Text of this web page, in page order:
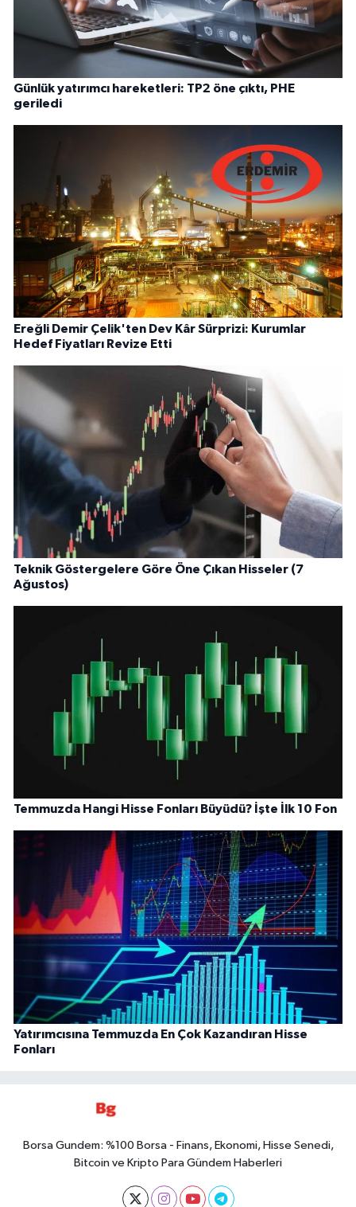
Günlük yatırımcı hareketleri: TP2 öne çıktı, PHE
geriledi
Ereğli Demir Çelik'ten Dev Kâr Sürprizi: Kurumlar
Hedef Fiyatları Revize Etti
Teknik Göstergelere Göre Öne Çıkan Hisseler (7
Ağustos)
Temmuzda Hangi Hisse Fonları Büyüdü? İşte İlk 10 Fon
Yatırımcısına Temmuzda En Çok Kazandıran Hisse
Fonları
Borsa Gundem: %100 Borsa - Finans, Ekonomi, Hisse Senedi,
Bitcoin ve Kripto Para Gündem Haberleri